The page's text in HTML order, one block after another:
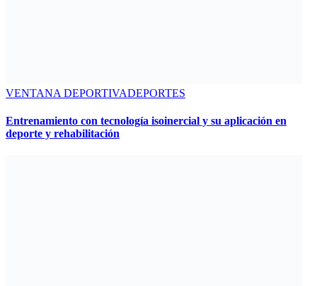
VENTANA DEPORTIVADEPORTES
Entrenamiento con tecnología isoinercial y su aplicación en
deporte y rehabilitación